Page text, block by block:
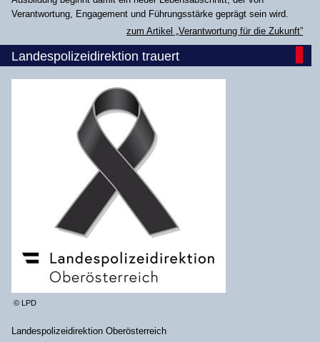
Verantwortung, Engagement und Führungsstärke geprägt sein wird.
zum Artikel „Verantwortung für die Zukunft”
Landespolizeidirektion trauert
© LPD
Landespolizeidirektion Oberösterreich